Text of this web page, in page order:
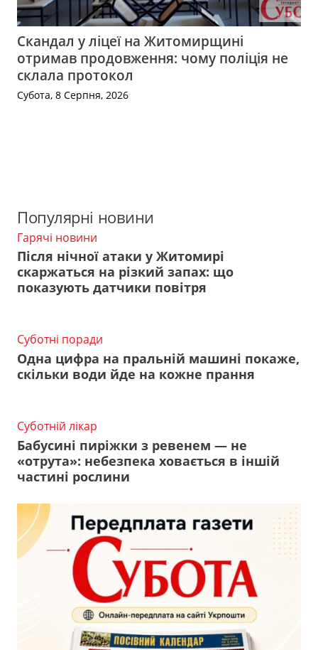
Скандал у ліцеї на Житомирщині
отримав продовження: чому поліція не
склала протокол
Субота, 8 Серпня, 2026
Популярні новини
Гарячі новини
Після нічної атаки у Житомирі
скаржаться на різкий запах: що
показують датчики повітря
Суботні поради
Одна цифра на пральній машині покаже,
скільки води йде на кожне прання
Суботній лікар
Бабусині пиріжки з ревенем — не
«отрута»: небезпека ховається в іншій
частині рослини